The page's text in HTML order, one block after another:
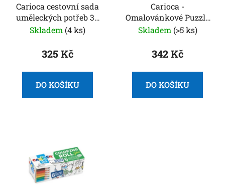
Carioca cestovní sada
uměleckých potřeb 30
ks
Skladem (4 ks)
325 Kč
DO KOŠÍKU
Carioca -
Omalovánkové Puzzle
s motivem vesmíru +
Skladem (>5 ks)
342 Kč
DO KOŠÍKU